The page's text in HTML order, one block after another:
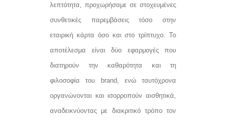
λεπτότητα, προχωρήσαμε σε στοχευμένες
συνθετικές παρεμβάσεις τόσο στην
εταιρική κάρτα όσο και στο τρίπτυχο. Το
αποτέλεσμα είναι δύο εφαρμογές που
διατηρούν την καθαρότητα και τη
φιλοσοφία του brand, ενώ ταυτόχρονα
οργανώνονται και ισορροπούν αισθητικά,
αναδεικνύοντας με διακριτικό τρόπο τον